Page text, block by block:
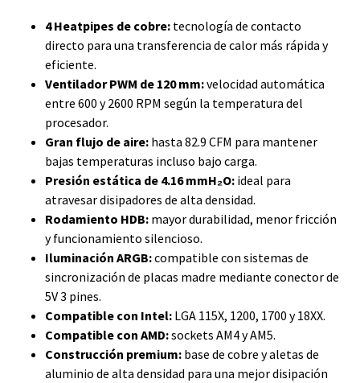
4 Heatpipes de cobre: tecnología de contacto
directo para una transferencia de calor más rápida y
eficiente.
Ventilador PWM de 120 mm:velocidad automática
entre 600 y 2600 RPM según la temperatura del
procesador.
Gran flujo de aire: hasta 82.9 CFM para mantener
bajas temperaturas incluso bajo carga.
Presión estática de 4.16 mmH₂O: ideal para
atravesar disipadores de alta densidad.
Rodamiento HDB: mayor durabilidad, menor fricción
y funcionamiento silencioso.
Iluminación ARGB:compatible con sistemas de
sincronización de placas madre mediante conector de
5V 3 pines.
Compatible con Intel: LGA 115X, 1200, 1700 y 18XX.
Compatible con AMD:sockets AM4 y AM5.
Construcción premium: base de cobre y aletas de
aluminio de alta densidad para una mejor disipación